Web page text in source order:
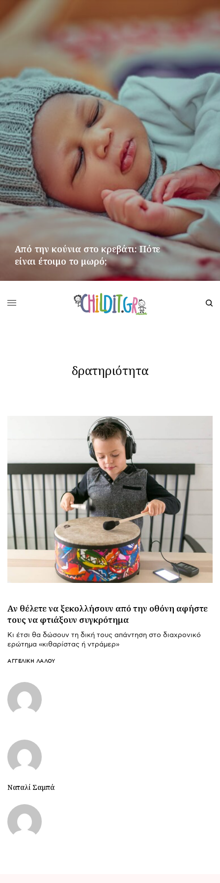
Από την κούνια στο κρεβάτι: Πότε
είναι έτοιμο το μωρό;
δρατηριότητα
Αν θέλετε να ξεκολλήσουν από την οθόνη αφήστε
τους να φτιάξουν συγκρότημα
Κι έτσι θα δώσουν τη δική τους απάντηση στο διαχρονικό
ερώτημα «κιθαρίστας ή ντράμερ»
ΑΓΓΕΛΙΚΉ ΛΆΛΟΥ
Ναταλί Σαμπά